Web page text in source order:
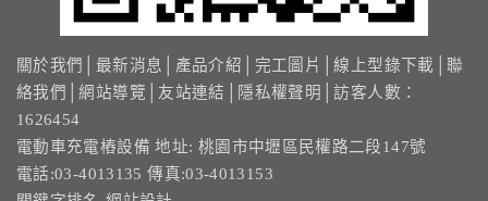
20.智能汽機車充電樁設備實績
21.車道資訊看板實績
關於我們 最新消息 產品介紹 完工圖片 │線上型錄下載
聯
絡我們
│網站導覽 友站連結 隱私權聲明
│訪客人數：
1626454
電動車充電樁設備 地址: 桃園市中壢區民權路二段147號
電話:03-4013135 傳真:03-4013153